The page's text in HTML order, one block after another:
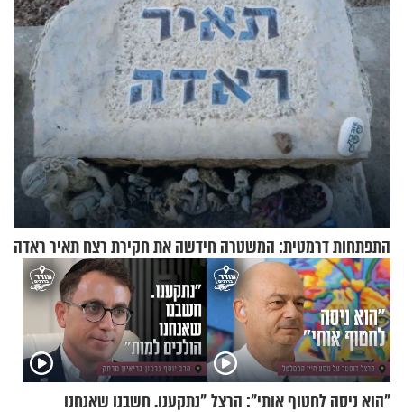
התפתחות דרמטית: המשטרה חידשה את חקירת רצח תאיר ראדה
"הוא ניסה לחטוף אותי": הרצל"נתקענו. חשבנו שאנחנו